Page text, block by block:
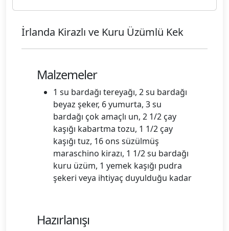
İrlanda Kirazlı ve Kuru Üzümlü Kek
Malzemeler
1 su bardağı tereyağı, 2 su bardağı
beyaz şeker, 6 yumurta, 3 su
bardağı çok amaçlı un, 2 1/2 çay
kaşığı kabartma tozu, 1 1/2 çay
kaşığı tuz, 16 ons süzülmüş
maraschino kirazı, 1 1/2 su bardağı
kuru üzüm, 1 yemek kaşığı pudra
şekeri veya ihtiyaç duyulduğu kadar
Hazırlanışı